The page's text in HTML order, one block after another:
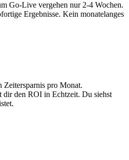
Go-Live vergehen nur 2-4 Wochen.
Ergebnisse. Kein monatelanges
pro Monat.
dir den ROI in Echtzeit. Du siehst